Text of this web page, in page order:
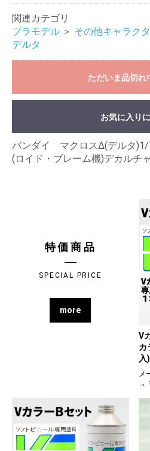
関連カテゴリ
プラモデル ＞ その他キャラク
デルタ
ただいま品切れ
お気に入り
バンダイ マクロスΔ(デルタ)1/
(ロイド・ブレーム機)デカルチ
特価商品
SPECIAL PRICE
more
V
カ
入
メ
→